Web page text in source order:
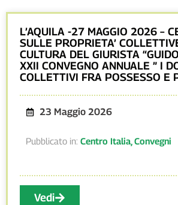
L’AQUILA -27 MAGGIO 2026 –
SULLE PROPRIETA’
CULTURA DEL GIURISTA
XXII CONVEGNO ANNUALE ” I
COLLETTIVI FRA POSSESSO E
23 Maggio 2026
Pubblicato in: Centro Italia, Convegni
Vedi